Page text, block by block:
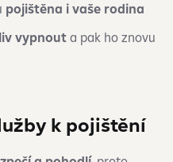
pojištěna i vaše rodina
vypnout a pak ho znovu
k pojištění